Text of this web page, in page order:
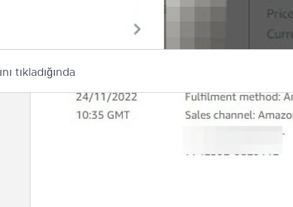
tıkladığında